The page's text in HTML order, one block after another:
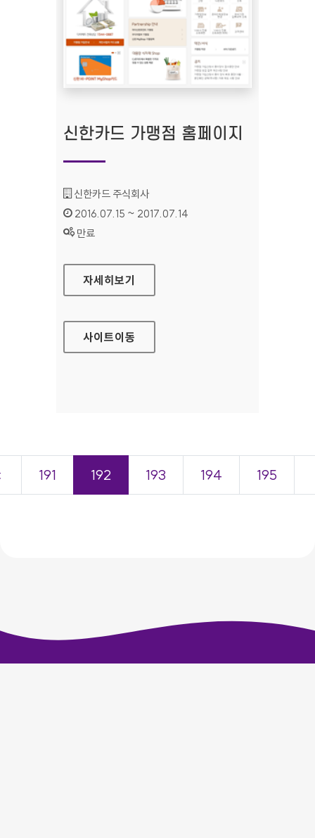
신한카드 가맹점 홈페이지
기관명 :
신한카드 주식회사
인증기간 :
2016.07.15 ~ 2017.07.14
상태 :
만료
신한카드 가맹점 홈페이지
자세히보기
사이트이동
191 192 193 194 195